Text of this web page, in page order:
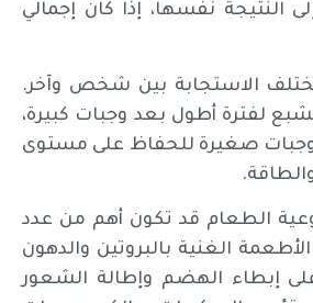
النتيجة نفسها، إذا كان إجمالي
الاستجابة بين شخص وآخر.
لفترة أطول بعد وجبات كبيرة،
صغيرة للحفاظ على مستوى
الطعام قد تكون أهم من عدد
الغنية بالبروتين والدهون
إبطاء الهضم وإطالة الشعور